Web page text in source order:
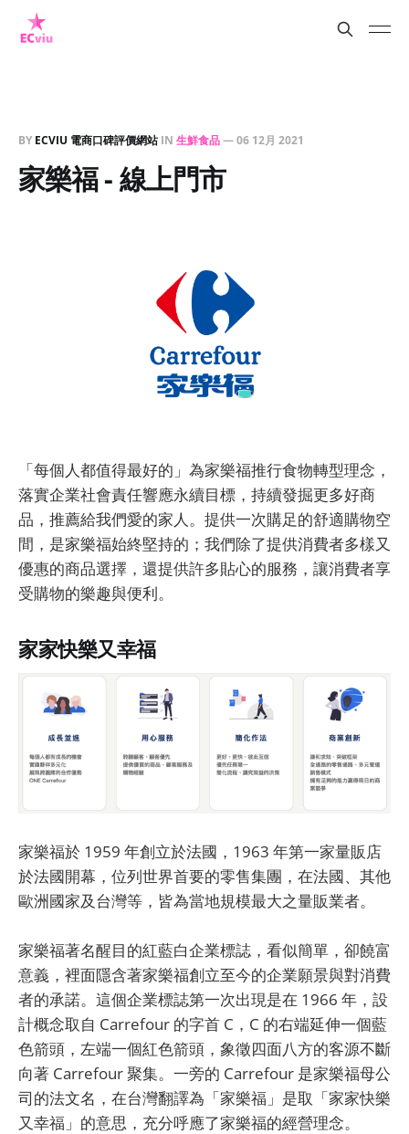
BY ECVIU 電商口碑評價網站IN 生鮮食品—06 12月 2021
家樂福 - 線上門市
「每個人都值得最好的」為家樂福推行食物轉型理念，
落實企業社會責任響應永續目標，持續發掘更多好商
品，推薦給我們愛的家人。提供一次購足的舒適購物空
間，是家樂福始終堅持的；我們除了提供消費者多樣又
優惠的商品選擇，還提供許多貼心的服務，讓消費者享
受購物的樂趣與便利。
家家快樂又幸福
家樂福於 1959 年創立於法國，1963 年第一家量販店
於法國開幕，位列世界首要的零售集團，在法國、其他
歐洲國家及台灣等，皆為當地規模最大之量販業者。
家樂福著名醒目的紅藍白企業標誌，看似簡單，卻饒富
意義，裡面隱含著家樂福創立至今的企業願景與對消費
者的承諾。這個企業標誌第一次出現是在 1966 年，設
計概念取自 Carrefour 的字首 C，C 的右端延伸一個藍
色箭頭，左端一個紅色箭頭，象徵四面八方的客源不斷
向著 Carrefour 聚集。一旁的 Carrefour 是家樂福母公
司的法文名，在台灣翻譯為「家樂福」是取「家家快樂
又幸福」的意思，充分呼應了家樂福的經營理念。